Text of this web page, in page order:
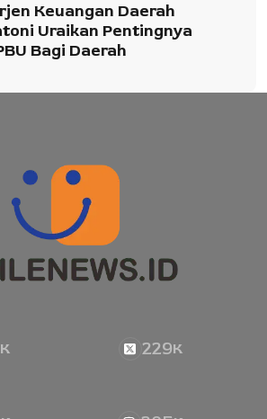
Keuangan Daerah
Uraikan Pentingnya
Bagi Daerah
K 229K